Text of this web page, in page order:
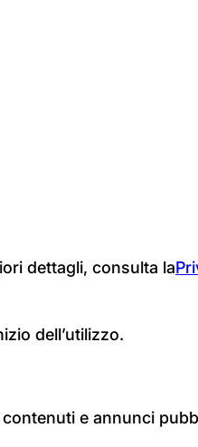
dettagli, consulta la
dell’utilizzo.
e annunci